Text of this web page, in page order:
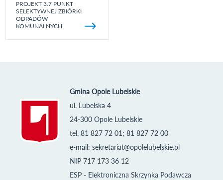
PROJEKT 3.7 PUNKT
SELEKTYWNEJ ZBIÓRKI
ODPADÓW
KOMUNALNYCH
Gmina Opole Lubelskie
ul. Lubelska 4
24-300 Opole Lubelskie
tel. 81 827 72 01; 81 827 72 00
e-mail: sekretariat@opolelubelskie.pl
NIP 717 173 36 12
ESP - Elektroniczna Skrzynka Podawcza